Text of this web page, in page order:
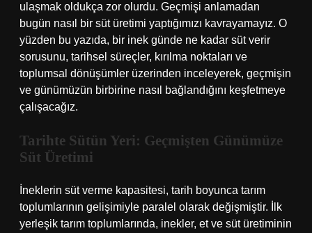
ulaşmak oldukça zor olurdu. Geçmişi anlamadan
bugün nasıl bir süt üretimi yaptığımızı kavrayamayız. O
yüzden bu yazıda, bir inek günde ne kadar süt verir
sorusunu, tarihsel süreçler, kırılma noktaları ve
toplumsal dönüşümler üzerinden inceleyerek, geçmişin
ve günümüzün birbirine nasıl bağlandığını keşfetmeye
çalışacağız.
Tarihte Sütün Yeri: Geçmişten Günümüze
Süt Üretimi
İneklerin süt verme kapasitesi, tarih boyunca tarım
toplumlarının gelişimiyle paralel olarak değişmiştir. İlk
yerleşik tarım toplumlarında, inekler, et ve süt üretiminin